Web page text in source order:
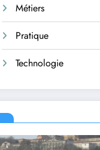
Métiers
Pratique
Technologie